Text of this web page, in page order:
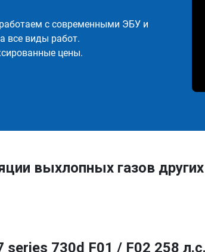
с современными ЭБУ и
все виды работ.
цены.
выхлопных газов
730d F01 / F02 258